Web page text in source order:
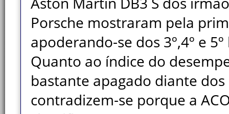
Porsche mostraram pela
apoderando-se dos 3º,4º e
Quanto ao índice do
bastante apagado diante
contradizem-se porque a